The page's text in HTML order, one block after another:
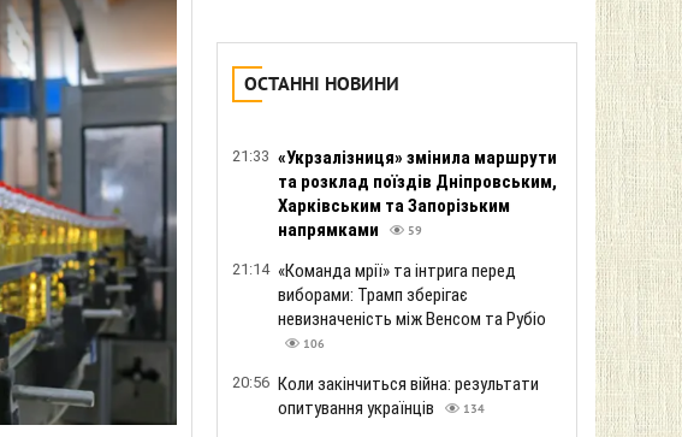
ОСТАННІ НОВИНИ
21:33 «Укрзалізниця» змінила маршрути
та розклад поїздів Дніпровським,
Харківським та Запорізьким
напрямками
59
21:14 «Команда мрії» та інтрига перед
виборами: Трамп зберігає
невизначеність між Венсом та Рубіо
106
20:56 Коли закінчиться війна: результати
опитування українців
134